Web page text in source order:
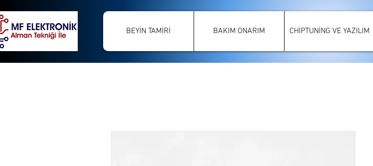
BEYİN TAMİRİ BAKIM ONARIM CHİPTUNİNG VE YAZILIM